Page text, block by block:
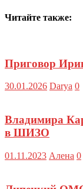
Читайте также:
Приговор
30.01.2026 Darya 0
Владимира
в ШИЗО
01.11.2023 Алена 0